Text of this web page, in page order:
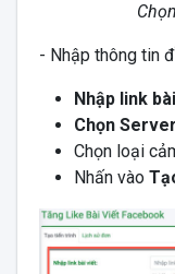
- Nhập thông tin
Nhập link
Chọn Server
Chọn loại
Nhấn vào